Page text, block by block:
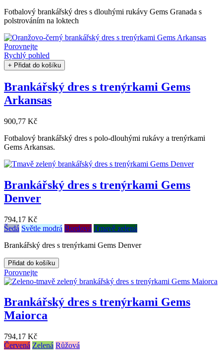
Fotbalový brankářský dres s dlouhými rukávy Gems Granada s
polstrováním na loktech
Porovnejte
Rychlý pohled
+ Přidat do košíku
Brankářský dres s trenýrkami Gems
Arkansas
900,77 Kč
Fotbalový brankářský dres s polo-dlouhými rukávy a trenýrkami
Gems Arkansas.
Brankářský dres s trenýrkami Gems
Denver
794,17 Kč
Šedá Světle modrá Bordová Tmavě zelená
Brankářský dres s trenýrkami Gems Denver
Přidat do košíku
Porovnejte
Brankářský dres s trenýrkami Gems
Maiorca
794,17 Kč
Červená Zelená Růžová